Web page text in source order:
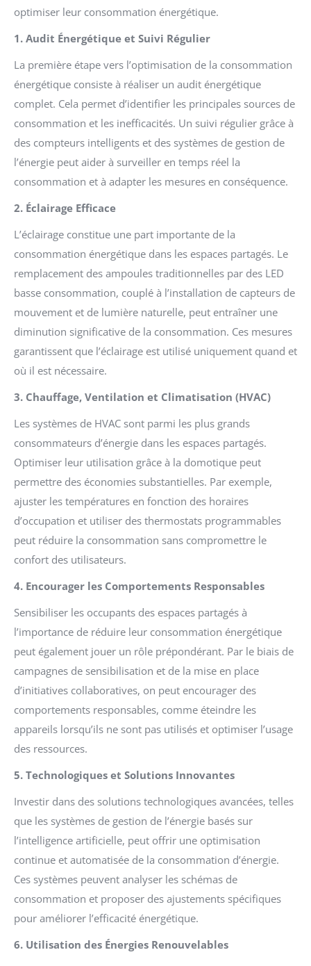
optimiser leur consommation énergétique.
1. Audit Énergétique et Suivi Régulier
La première étape vers l’optimisation de la consommation
énergétique consiste à réaliser un audit énergétique
complet. Cela permet d’identifier les principales sources de
consommation et les inefficacités. Un suivi régulier grâce à
des compteurs intelligents et des systèmes de gestion de
l’énergie peut aider à surveiller en temps réel la
consommation et à adapter les mesures en conséquence.
2. Éclairage Efficace
L’éclairage constitue une part importante de la
consommation énergétique dans les espaces partagés. Le
remplacement des ampoules traditionnelles par des LED
basse consommation, couplé à l’installation de capteurs de
mouvement et de lumière naturelle, peut entraîner une
diminution significative de la consommation. Ces mesures
garantissent que l’éclairage est utilisé uniquement quand et
où il est nécessaire.
3. Chauffage, Ventilation et Climatisation (HVAC)
Les systèmes de HVAC sont parmi les plus grands
consommateurs d’énergie dans les espaces partagés.
Optimiser leur utilisation grâce à la domotique peut
permettre des économies substantielles. Par exemple,
ajuster les températures en fonction des horaires
d’occupation et utiliser des thermostats programmables
peut réduire la consommation sans compromettre le
confort des utilisateurs.
4. Encourager les Comportements Responsables
Sensibiliser les occupants des espaces partagés à
l’importance de réduire leur consommation énergétique
peut également jouer un rôle prépondérant. Par le biais de
campagnes de sensibilisation et de la mise en place
d’initiatives collaboratives, on peut encourager des
comportements responsables, comme éteindre les
appareils lorsqu’ils ne sont pas utilisés et optimiser l’usage
des ressources.
5. Technologiques et Solutions Innovantes
Investir dans des solutions technologiques avancées, telles
que les systèmes de gestion de l’énergie basés sur
l’intelligence artificielle, peut offrir une optimisation
continue et automatisée de la consommation d’énergie.
Ces systèmes peuvent analyser les schémas de
consommation et proposer des ajustements spécifiques
pour améliorer l’efficacité énergétique.
6. Utilisation des Énergies Renouvelables